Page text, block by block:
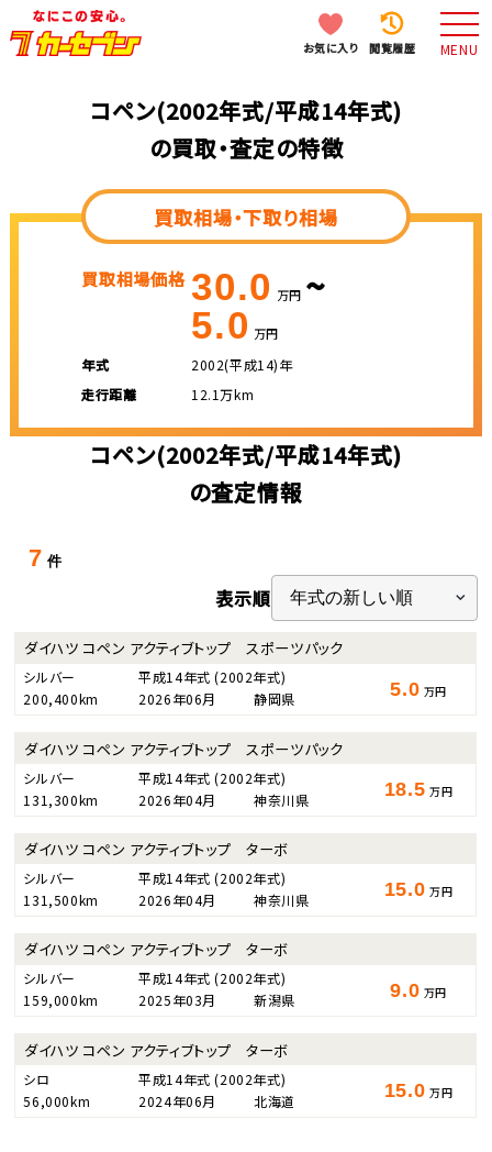
お気に入り 閲覧履歴 MENU
コペン(2002年式/平成14年式)
の買取・査定の特徴
買取相場・下取り相場
買取相場価格 30.0 万円 ~
5.0 万円
年式
2002(平成14)年
走行距離
12.1万km
コペン(2002年式/平成14年式)
の査定情報
7 件
表示順
ダイハツ コペン アクティブトップ スポーツパック
シルバー 平成14年式(2002年式)
200,400km
2026年06月 静岡県 5.0 万円
ダイハツ コペン アクティブトップ スポーツパック
シルバー 平成14年式(2002年式)
131,300km
2026年04月 神奈川県 18.5 万円
ダイハツ コペン アクティブトップ ターボ
シルバー 平成14年式(2002年式)
131,500km
2026年04月 神奈川県 15.0 万円
ダイハツ コペン アクティブトップ ターボ
シルバー 平成14年式(2002年式)
159,000km
2025年03月 新潟県 9.0 万円
ダイハツ コペン アクティブトップ ターボ
シロ 平成14年式(2002年式)
56,000km
2024年06月 北海道 15.0 万円